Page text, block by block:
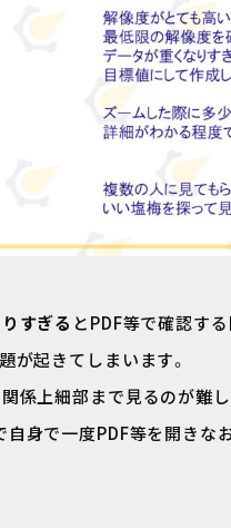
すぎる とPDF等で確認す
が起きてしまいます。
係上細部まで見るのが難し
身で一度PDF等を開きな